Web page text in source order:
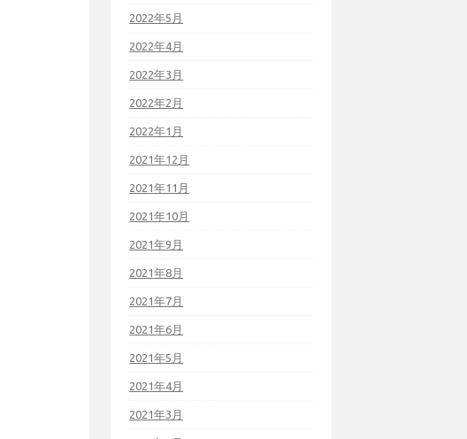
2022年5月
2022年4月
2022年3月
2022年2月
2022年1月
2021年12月
2021年11月
2021年10月
2021年9月
2021年8月
2021年7月
2021年6月
2021年5月
2021年4月
2021年3月